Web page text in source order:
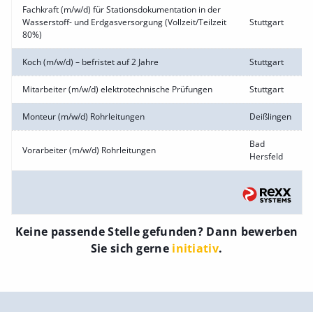
Fachkraft (m/w/d) für Stationsdokumentation in der
Wasserstoff- und Erdgasversorgung (Vollzeit/Teilzeit
80%)
Stuttgart
Koch (m/w/d) – befristet auf 2 Jahre Stuttgart
Mitarbeiter (m/w/d) elektrotechnische Prüfungen Stuttgart
Monteur (m/w/d) Rohrleitungen Deißlingen
Vorarbeiter (m/w/d) Rohrleitungen
Bad
Hersfeld
Keine passende Stelle gefunden? Dann bewerben
Sie sich gerne initiativ.